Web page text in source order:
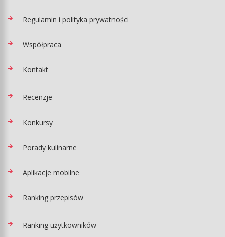
Regulamin i polityka prywatności
Współpraca
Kontakt
Recenzje
Konkursy
Porady kulinarne
Aplikacje mobilne
Ranking przepisów
Ranking użytkowników